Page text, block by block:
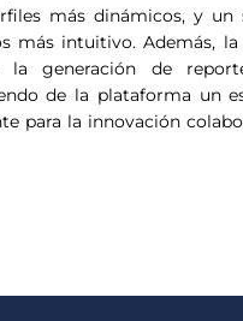
más dinámicos, y un
más intuitivo. Además,
la generación de
de la plataforma un
para la innovación